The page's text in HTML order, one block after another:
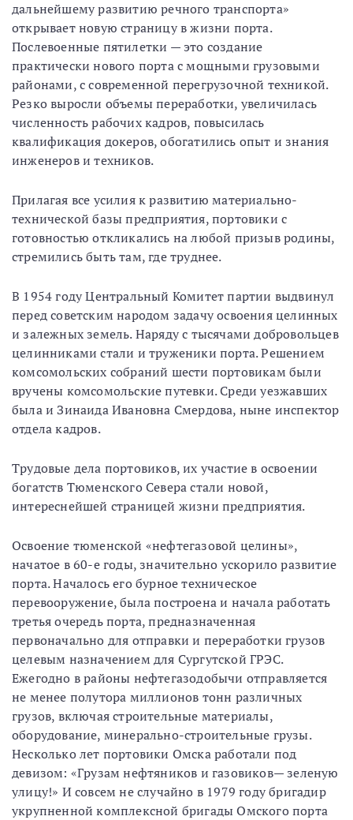
дальнейшему развитию речного транспорта»
открывает новую страницу в жизни порта.
Послевоенные пятилетки — это создание
практически нового порта с мощными грузовыми
районами, с современной перегрузочной техникой.
Резко выросли объемы переработки, увеличилась
численность рабочих кадров, повысилась
квалификация докеров, обогатились опыт и знания
инженеров и техников.
Прилагая все усилия к развитию материально-
технической базы предприятия, портовики с
готовностью откликались на любой призыв родины,
стремились быть там, где труднее.
В 1954 году Центральный Комитет партии выдвинул
перед советским народом задачу освоения целинных
и залежных земель. Наряду с тысячами добровольцев
целинниками стали и труженики порта. Решением
комсомольских собраний шести портовикам были
вручены комсомольские путевки. Среди уезжавших
была и Зинаида Ивановна Смердова, ныне инспектор
отдела кадров.
Трудовые дела портовиков, их участие в освоении
богатств Тюменского Севера стали новой,
интереснейшей страницей жизни предприятия.
Освоение тюменской «нефтегазовой целины»,
начатое в 60-е годы, значительно ускорило развитие
порта. Началось его бурное техническое
перевооружение, была построена и начала работать
третья очередь порта, предназначенная
первоначально для отправки и переработки грузов
целевым назначением для Сургутской ГРЭС.
Ежегодно в районы нефтегазодобычи отправляется
не менее полутора миллионов тонн различных
грузов, включая строительные материалы,
оборудование, минерально-строительные грузы.
Несколько лет портовики Омска работали под
девизом: «Грузам нефтяников и газовиков— зеленую
улицу!» И совсем не случайно в 1979 году бригадир
укрупненной комплексной бригады Омского порта